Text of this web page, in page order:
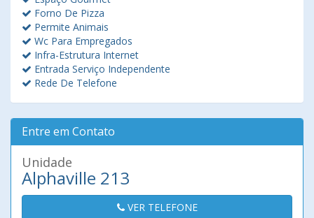
Forno De Pizza
Permite Animais
Wc Para Empregados
Infra-Estrutura Internet
Entrada Serviço Independente
Rede De Telefone
Entre em Contato
Unidade
Alphaville 213
VER TELEFONE